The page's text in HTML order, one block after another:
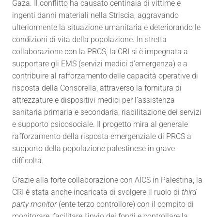
Gaza. Il conflitto ha causato centinaia di vittime e
ingenti danni materiali nella Striscia, aggravando
ulteriormente la situazione umanitaria e deteriorando le
condizioni di vita della popolazione. In stretta
collaborazione con la PRCS, la CRI si è impegnata a
supportare gli EMS (servizi medici d’emergenza) e a
contribuire al rafforzamento delle capacità operative di
risposta della Consorella, attraverso la fornitura di
attrezzature e dispositivi medici per l’assistenza
sanitaria primaria e secondaria, riabilitazione dei servizi
e supporto psicosociale. Il progetto mira al generale
rafforzamento della risposta emergenziale di PRCS a
supporto della popolazione palestinese in grave
difficoltà.
Grazie alla forte collaborazione con AICS in Palestina, la
CRI è stata anche incaricata di svolgere il ruolo di third
party monitor(ente terzo controllore) con il compito di